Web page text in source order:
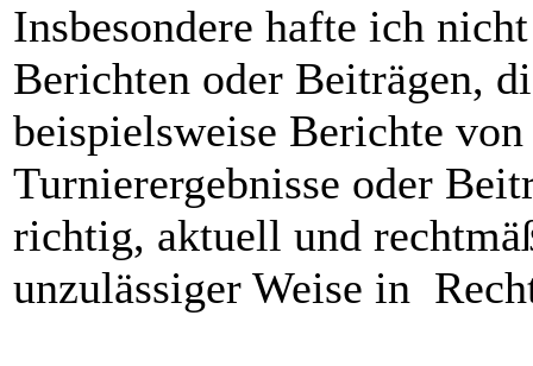
Insbesondere hafte ich
Berichten oder Beiträgen,
beispielsweise Berichte
Turnierergebnisse oder
richtig, aktuell und
unzulässiger Weise in